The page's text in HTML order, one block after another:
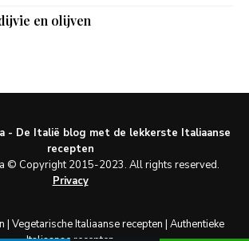
en olijven
- De Italië blog met de lekkerste Italiaanse
recepten
© Copyright 2015-2023. All rights reserved.
Privacy
| Vegetarische Italiaanse recepten | Authentieke